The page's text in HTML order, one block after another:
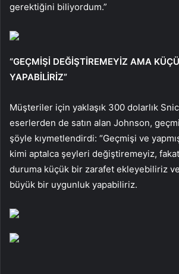
gerektiğini biliyordum.”
“GEÇMİŞİ DEĞİŞTİREMEYİZ AMA
YAPABİLİRİZ”
Müşteriler için yaklaşık 300 dolarlık
eserlerden de satın alan Johnson,
şöyle kıymetlendirdi: “Geçmişi ve
kimi aptalca şeyleri değiştiremeyiz,
duruma küçük bir zarafet ekleyebiliriz
büyük bir uygunluk yapabiliriz.